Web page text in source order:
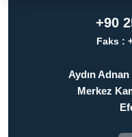
+90
Faks :
Aydın
Merkez